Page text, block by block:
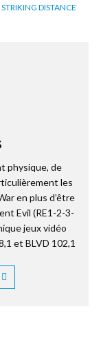
STRIKING DISTANCE
physique, de
les
en plus d’être
Evil (RE1-2-3-
jeux vidéo
et BLVD 102,1